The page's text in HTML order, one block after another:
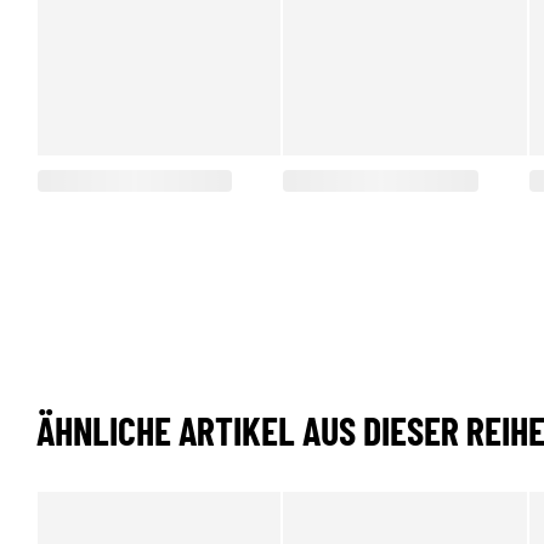
ÄHNLICHE ARTIKEL AUS DIESER REIHE